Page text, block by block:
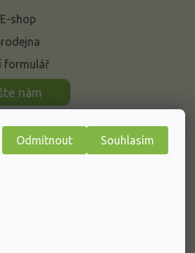
Odmítnout Souhlasím
shop
formulář
nám